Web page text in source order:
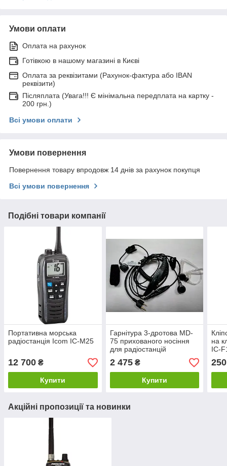
Умови оплати
Оплата на рахунок
Готівкою в нашому магазині в Києві
Оплата за реквізитами (Рахунок-фактура або IBAN
реквізити)
Післяплата (Увага!!! Є мінімальна передплата на картку -
200 грн.)
Всі умови оплати
Умови повернення
Повернення товару впродовж 14 днів за рахунок покупця
Всі умови повернення
Подібні товари компанії
Портативна морська
радіостанція Icom IC-M25
12 700 ₴
Купити
Гарнітура 3-дротова MD-
75 прихованого носіння
для радіостанцій
Icom/Midland/Alan
2 475₴
Купити
на
IC-
250
Акційні пропозиції та новинки